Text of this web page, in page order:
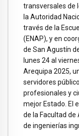
transversales de
la Autoridad
través de la
(ENAP), y en
de San Agustín
lunes 24 al
Arequipa 2025,
servidores
profesionales y
mejor Estado. El
de la Facultad de
de ingenierías